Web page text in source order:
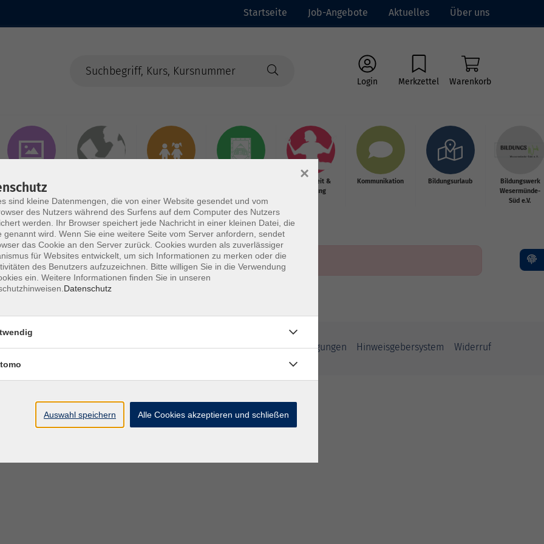
Startseite Job-Angebote Aktuelles Über uns
Login Merkzettel Warenkorb
Kunst &
Kreatives
Gesundheit &
Ernährung
Kommunikation Bildungsurlaub
Bildungswerk
Wesermünde-
Süd e.V.
Datenschutz Barrierefreiheitserklärung AGB Teilnahmebedingungen Hinweisgebersystem Widerruf
sind kleine Datenmengen, die von einer Website gesendet und vom
des Nutzers während des Surfens auf dem Computer des Nutzers
werden. Ihr Browser speichert jede Nachricht in einer kleinen Datei, die
genannt wird. Wenn Sie eine weitere Seite vom Server anfordern, sendet
das Cookie an den Server zurück. Cookies wurden als zuverlässiger
für Websites entwickelt, um sich Informationen zu merken oder die
des Benutzers aufzuzeichnen. Bitte willigen Sie in die Verwendung
ein. Weitere Informationen finden Sie in unseren
Datenschutz
×
Auswahl speichern Alle Cookies akzeptieren und schließen